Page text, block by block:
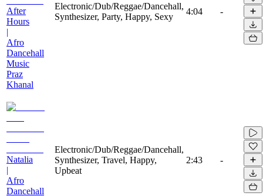
After
Hours
|
Afro
Dancehall
Music
Praz
Khanal
Electronic/Dub/Reggae/Dancehall,
Synthesizer, Party, Happy, Sexy
4:04 -
Natalia
|
Afro
Dancehall
Electronic/Dub/Reggae/Dancehall,
Synthesizer, Travel, Happy,
Upbeat
2:43 -